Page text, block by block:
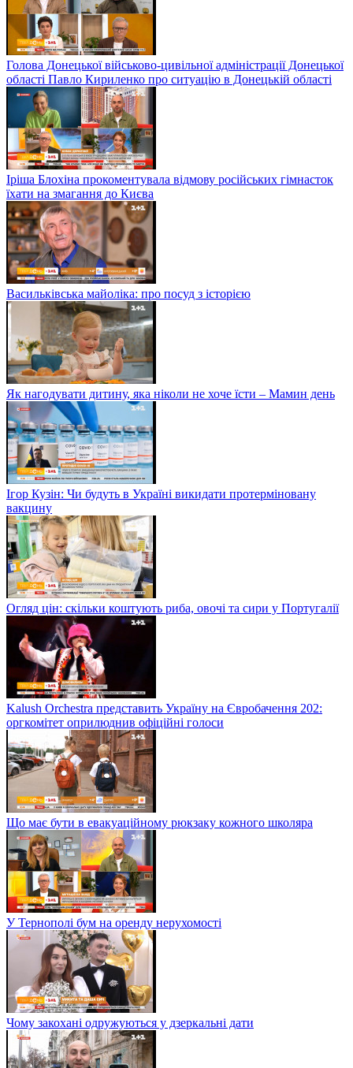
Голова Донецької військово-цивільної адміністрації Донецької
області Павло Кириленко про ситуацію в Донецькій області
Іріша Блохіна прокоментувала відмову російських гімнасток
їхати на змагання до Києва
Васильківська майоліка: про посуд з історією
Як нагодувати дитину, яка ніколи не хоче їсти – Мамин день
Ігор Кузін: Чи будуть в Україні викидати протерміновану
вакцину
Огляд цін: скільки коштують риба, овочі та сири у Португалії
Kalush Orchestra представить Україну на Євробачення 202:
оргкомітет оприлюднив офіційні голоси
Що має бути в евакуаційному рюкзаку кожного школяра
У Тернополі бум на оренду нерухомості
Чому закохані одружуються у дзеркальні дати